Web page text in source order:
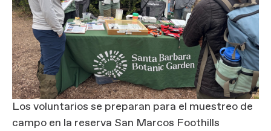
Los voluntarios se preparan para el muestreo de
campo en la reserva San Marcos Foothills